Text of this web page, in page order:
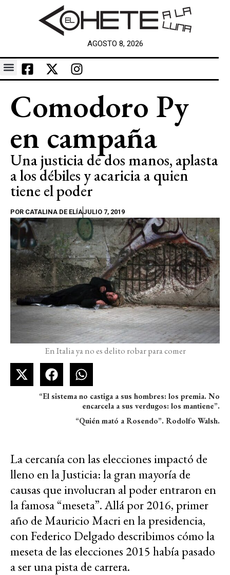
AGOSTO 8, 2026
Comodoro Py
en campaña
Una justicia de dos manos, aplasta
a los débiles y acaricia a quien
tiene el poder
POR CATALINA DE ELÍAJULIO 7, 2019
En Italia ya no es delito robar para comer
“El sistema no castiga a sus hombres: los premia. No
encarcela a sus verdugos: los mantiene”.
“Quién mató a Rosendo”. Rodolfo Walsh.
La cercanía con las elecciones impactó de
lleno en la Justicia: la gran mayoría de
causas que involucran al poder entraron en
la famosa “meseta”. Allá por 2016, primer
año de Mauricio Macri en la presidencia,
con Federico Delgado describimos cómo la
meseta de las elecciones 2015 había pasado
a ser una pista de carrera.